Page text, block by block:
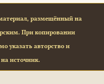
размещённый на
При копировании
указать авторство и
источник.